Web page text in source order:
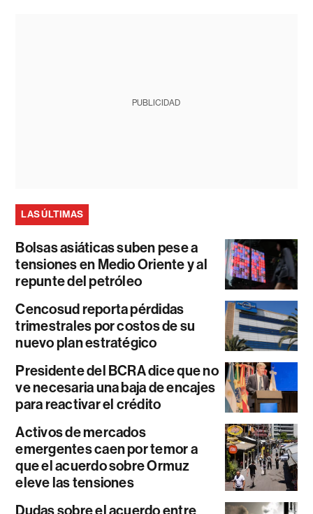
PUBLICIDAD
LAS ÚLTIMAS
Bolsas asiáticas suben pese a
tensiones en Medio Oriente y al
repunte del petróleo
Cencosud reporta pérdidas
trimestrales por costos de su
nuevo plan estratégico
Presidente del BCRA dice que no
ve necesaria una baja de encajes
para reactivar el crédito
Activos de mercados
emergentes caen por temor a
que el acuerdo sobre Ormuz
eleve las tensiones
Dudas sobre el acuerdo entre